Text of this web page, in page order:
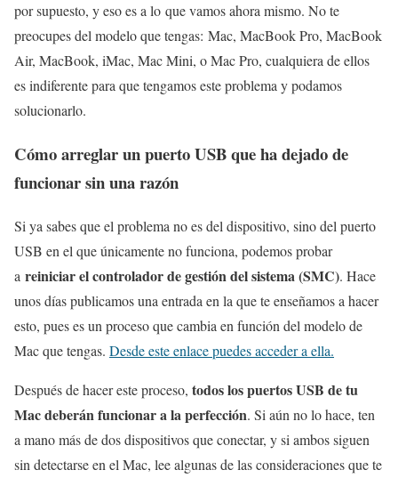
por supuesto, y eso es a lo que vamos ahora mismo. No te
preocupes del modelo que tengas: Mac, MacBook Pro, MacBook
Air, MacBook, iMac, Mac Mini, o Mac Pro, cualquiera de ellos
es indiferente para que tengamos este problema y podamos
solucionarlo.
Cómo arreglar un puerto USB que ha dejado de
funcionar sin una razón
Si ya sabes que el problema no es del dispositivo, sino del puerto
USB en el que únicamente no funciona, podemos probar
a reiniciar el controlador de gestión del sistema (SMC). Hace
unos días publicamos una entrada en la que te enseñamos a hacer
esto, pues es un proceso que cambia en función del modelo de
Mac que tengas. Desde este enlace puedes acceder a ella.
Después de hacer este proceso, todos los puertos USB de tu
Mac deberán funcionar a la perfección. Si aún no lo hace, ten
a mano más de dos dispositivos que conectar, y si ambos siguen
sin detectarse en el Mac, lee algunas de las consideraciones que te